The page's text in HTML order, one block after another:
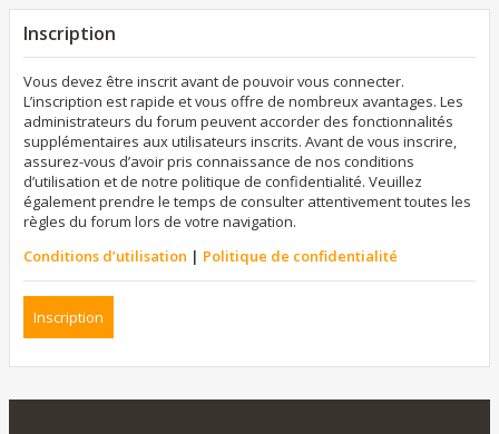
Inscription
Vous devez être inscrit avant de pouvoir vous connecter.
L’inscription est rapide et vous offre de nombreux avantages. Les
administrateurs du forum peuvent accorder des fonctionnalités
supplémentaires aux utilisateurs inscrits. Avant de vous inscrire,
assurez-vous d’avoir pris connaissance de nos conditions
d’utilisation et de notre politique de confidentialité. Veuillez
également prendre le temps de consulter attentivement toutes les
règles du forum lors de votre navigation.
Conditions d’utilisation | Politique de confidentialité
Inscription